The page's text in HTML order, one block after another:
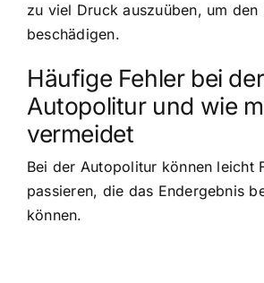
zu viel Druck auszuüben, um
beschädigen.
Häufige Fehler bei der
Autopolitur und wie
vermeidet
Bei der Autopolitur können leicht
passieren, die das Endergebnis
können.